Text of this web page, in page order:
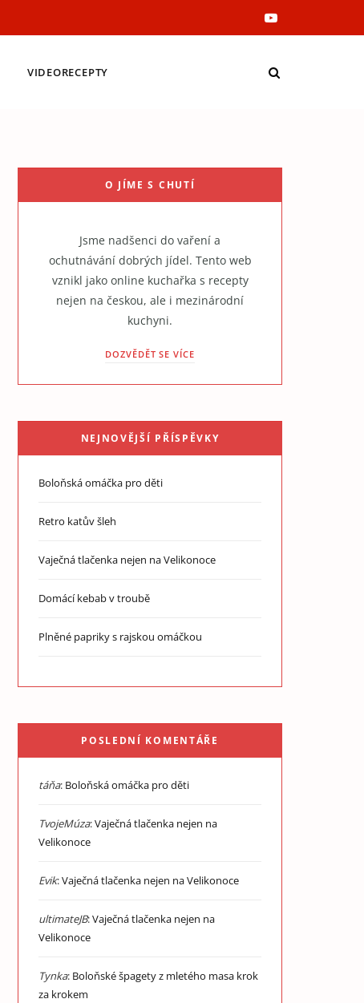
Y
VIDEORECEPTY
O JÍME S CHUTÍ
Jsme nadšenci do vaření a
ochutnávání dobrých jídel. Tento web
vznikl jako online kuchařka s recepty
nejen na českou, ale i mezinárodní
kuchyni.
DOZVĚDĚT SE VÍCE
NEJNOVĚJŠÍ PŘÍSPĚVKY
Boloňská omáčka pro děti
Retro katův šleh
Vaječná tlačenka nejen na Velikonoce
Domácí kebab v troubě
Plněné papriky s rajskou omáčkou
POSLEDNÍ KOMENTÁŘE
táňa: Boloňská omáčka pro děti
TvojeMúza:Vaječná tlačenka nejen na
Velikonoce
Evik:Vaječná tlačenka nejen na Velikonoce
ultimateJB:Vaječná tlačenka nejen na
Velikonoce
Tynka: Boloňské špagety z mletého masa krok
za krokem